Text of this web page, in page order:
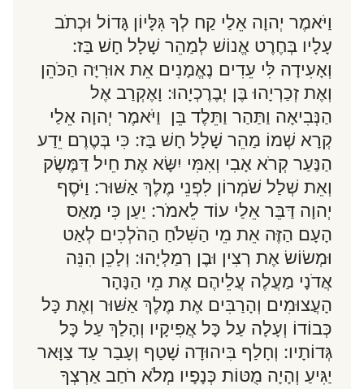
וַיֹּאמֶר יְהוָה אֵלַי קַח לְךָ גִּלָּיוֹן גָּדוֹל וּכְתֹב
עָלָיו בְּחֶרֶט אֱנוֹשׁ לְמַהֵר שָׁלָל חָשׁ בַּז:
וְאָעִידָה לִּי עֵדִים נֶאֱמָנִים אֵת אוּרִיָּה הַכֹּהֵן
וְאֶת זְכַרְיָהוּ בֶּן יְבֶרֶכְיָהוּ: וָאֶקְרַב אֶל
הַנְּבִיאָה וַתַּהַר וַתֵּלֶד בֵּן וַיֹּאמֶר יְהוָה אֵלַי
קְרָא שְׁמוֹ מַהֵר שָׁלָל חָשׁ בַּז: כִּי בְּטֶרֶם יֵדַע
הַנַּעַר קְרֹא אָבִי וְאִמִּי יִשָּׂא אֶת חֵיל דַּמֶּשֶׂק
וְאֵת שְׁלַל שֹׁמְרוֹן לִפְנֵי מֶלֶךְ אַשּׁוּר: וַיֹּסֶף
יְהוָה דַּבֵּר אֵלַי עוֹד לֵאמֹר: יַעַן כִּי מָאַס
הָעָם הַזֶּה אֵת מֵי הַשִּׁלֹחַ הַהֹלְכִים לְאַט
וּמְשׂוֹשׂ אֶת רְצִין וּבֶן רְמַלְיָהוּ: וְלָכֵן הִנֵּה
אֲדֹנָי מַעֲלֶה עֲלֵיהֶם אֶת מֵי הַנָּהָר
הָעֲצוּמִים וְהָרַבִּים אֶת מֶלֶךְ אַשּׁוּר וְאֶת כָּל
כְּבוֹדוֹ וְעָלָה עַל כָּל אֲפִיקָיו וְהָלַךְ עַל כָּל
גְּדוֹתָיו: וְחָלַף בִּיהוּדָה שָׁטַף וְעָבַר עַד צַוָּאר
יַגִּיעַ וְהָיָה מֻטּוֹת כְּנָפָיו מְלֹא רֹחַב אַרְצְךָ